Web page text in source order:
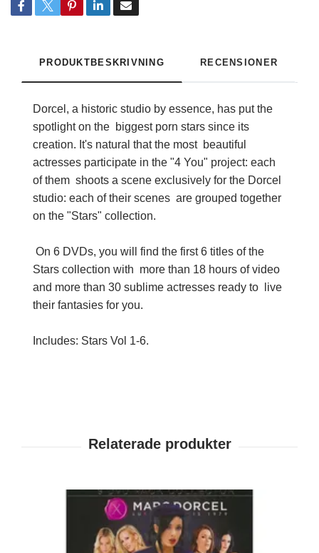
PRODUKTBESKRIVNING RECENSIONER
Dorcel, a historic studio by essence, has put the
spotlight on the biggest porn stars since its
creation. It's natural that the most beautiful
actresses participate in the "4 You" project: each
of them shoots a scene exclusively for the Dorcel
studio: each of their scenes are grouped together
on the "Stars" collection.
On 6 DVDs, you will find the first 6 titles of the
Stars collection with more than 18 hours of video
and more than 30 sublime actresses ready to live
their fantasies for you.
Includes: Stars Vol 1-6.